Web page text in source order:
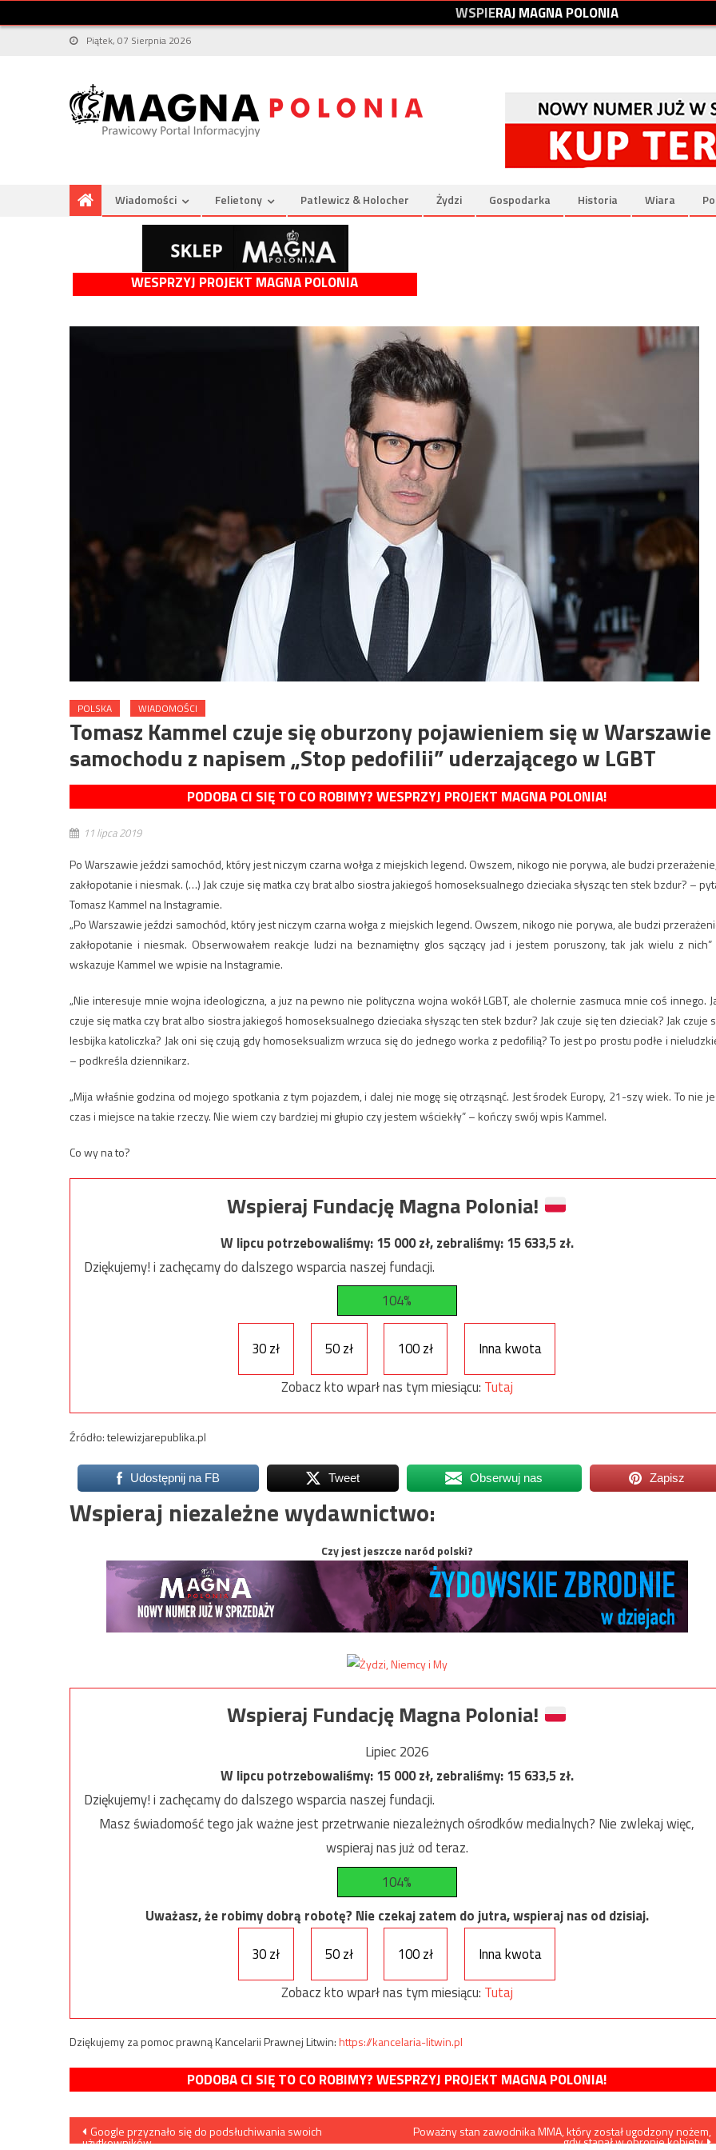
WSPIERAJMAGNAPOLONIA
Piątek, 07 Sierpnia 2026
Wiadomości Felietony Patlewicz & Holocher Żydzi Gospodarka Historia Wiara
WESPRZYJ PROJEKT MAGNA POLONIA
POLSKA WIADOMOŚCI
Tomasz Kammel czuje się oburzony pojawieniem się w Warszawie
samochodu z napisem „Stop pedofilii” uderzającego w LGBT
PODOBA CI SIĘ TO CO ROBIMY? WESPRZYJ PROJEKT MAGNA POLONIA!
11 lipca 2019
Po Warszawie jeździ samochód, który jest niczym czarna wołga z miejskich legend. Owszem, nikogo nie porywa, ale budzi
zakłopotanie i niesmak. (…) Jak czuje się matka czy brat albo siostra jakiegoś homoseksualnego dzieciaka słysząc ten stek bzdur? –
Tomasz Kammel na Instagramie.
„Po Warszawie jeździ samochód, który jest niczym czarna wołga z miejskich legend. Owszem, nikogo nie porywa, ale budzi
zakłopotanie i niesmak. Obserwowałem reakcje ludzi na beznamiętny glos sączący jad i jestem poruszony, tak jak wielu z
wskazuje Kammel we wpisie na Instagramie.
„Nie interesuje mnie wojna ideologiczna, a juz na pewno nie polityczna wojna wokół LGBT, ale cholernie zasmuca mnie coś innego.
czuje się matka czy brat albo siostra jakiegoś homoseksualnego dzieciaka słysząc ten stek bzdur? Jak czuje się ten dzieciak? Jak czuje
lesbijka katoliczka? Jak oni się czują gdy homoseksualizm wrzuca się do jednego worka z pedofilią? To jest po prostu podłe i
– podkreśla dziennikarz.
„Mija właśnie godzina od mojego spotkania z tym pojazdem, i dalej nie mogę się otrząsnąć. Jest środek Europy, 21-szy wiek. To nie
czas i miejsce na takie rzeczy. Nie wiem czy bardziej mi głupio czy jestem wściekły” – kończy swój wpis Kammel.
Co wy na to?
Wspieraj Fundację Magna Polonia!
W lipcu potrzebowaliśmy:15 000zł, zebraliśmy:15 633,5zł.
Dziękujemy! i zachęcamy do dalszego wsparcia naszej fundacji.
104%
30 zł 50 zł 100 zł
Inna kwota
Zobacz kto wparł nas tym miesiącu: Tutaj
Źródło: telewizjarepublika.pl
Udostępnij na FB Tweet Obserwuj nas Zapisz
Wspieraj niezależne wydawnictwo:
Czy jest jeszcze naród polski?
Wspieraj Fundację Magna Polonia!
Lipiec 2026
W lipcu potrzebowaliśmy:15 000zł, zebraliśmy:15 633,5zł.
Dziękujemy! i zachęcamy do dalszego wsparcia naszej fundacji.
Masz świadomość tego jak ważne jest przetrwanie niezależnych ośrodków medialnych? Nie zwlekaj więc,
wspieraj nas już od teraz.
104%
Uważasz, że robimy dobrą robotę? Nie czekaj zatem do jutra, wspieraj nas od dzisiaj.
30 zł
50 zł 100 zł
Inna kwota
Zobacz kto wparł nas tym miesiącu: Tutaj
Dziękujemy za pomoc prawną Kancelarii Prawnej Litwin:https://kancelaria-litwin.pl
PODOBA CI SIĘ TO CO ROBIMY? WESPRZYJ PROJEKT MAGNA POLONIA!
Nawigacja
Google przyznało się do podsłuchiwania swoich
użytkowników
Poważny stan zawodnika MMA, który został ugodzony nożem,
gdy stanął w obronie kobiety